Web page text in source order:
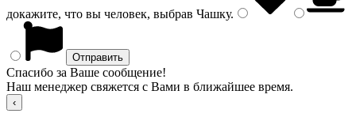
докажите, что вы человек, выбрав Чашку.
Спасибо за Ваше сообщение!
Наш менеджер свяжется с Вами в ближайшее время.